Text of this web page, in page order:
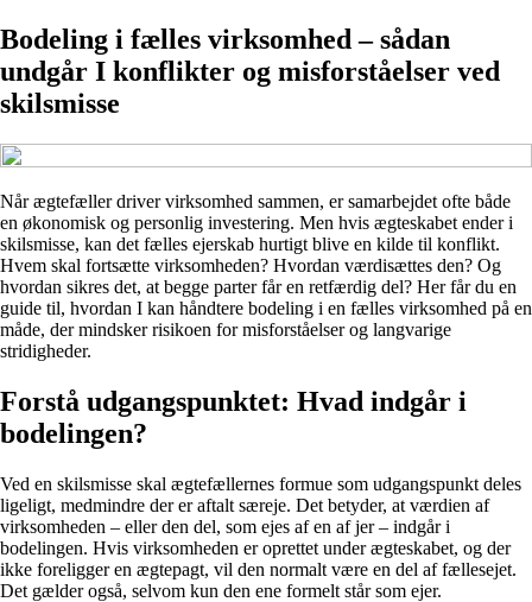
Bodeling i fælles virksomhed – sådan
undgår I konflikter og misforståelser ved
skilsmisse
Når ægtefæller driver virksomhed sammen, er samarbejdet ofte både
en økonomisk og personlig investering. Men hvis ægteskabet ender i
skilsmisse, kan det fælles ejerskab hurtigt blive en kilde til konflikt.
Hvem skal fortsætte virksomheden? Hvordan værdisættes den? Og
hvordan sikres det, at begge parter får en retfærdig del? Her får du en
guide til, hvordan I kan håndtere bodeling i en fælles virksomhed på en
måde, der mindsker risikoen for misforståelser og langvarige
stridigheder.
Forstå udgangspunktet: Hvad indgår i
bodelingen?
Ved en skilsmisse skal ægtefællernes formue som udgangspunkt deles
ligeligt, medmindre der er aftalt særeje. Det betyder, at værdien af
virksomheden – eller den del, som ejes af en af jer – indgår i
bodelingen. Hvis virksomheden er oprettet under ægteskabet, og der
ikke foreligger en ægtepagt, vil den normalt være en del af fællesejet.
Det gælder også, selvom kun den ene formelt står som ejer.